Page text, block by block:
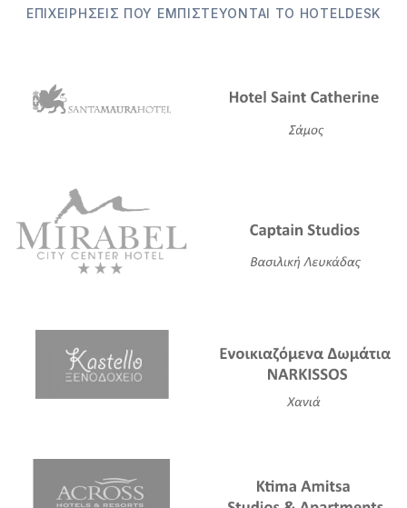
ΕΠΙΧΕΙΡΉΣΕΙΣ ΠΟΥ ΕΜΠΙΣΤΕΎΟΝΤΑΙ ΤΟ HOTELDESK